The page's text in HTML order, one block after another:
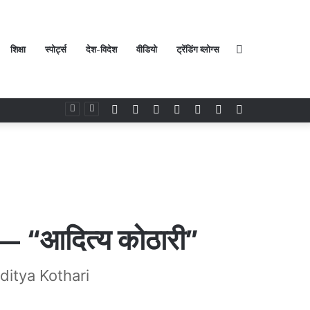
शिक्षा स्पोर्ट्स देश-विदेश वीडियो ट्रेंडिंग ब्लोग्स
Random
Log
Instagram
YouTube
Twitter
Facebook
कोठारी”
Kothari